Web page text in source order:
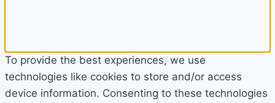
To provide the best experiences, we use
technologies like cookies to store and/or access
device information. Consenting to these technologies